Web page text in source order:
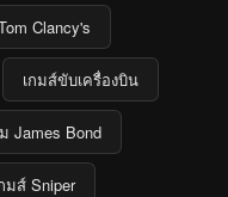
Clancy's
เกมส์ขับเครื่องบิน
James Bond
มส์ Sniper